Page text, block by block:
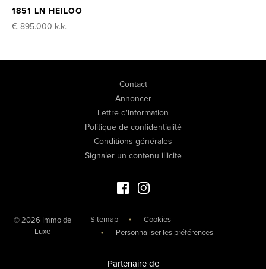
1851 LN HEILOO
€ 895.000 k.k.
Contact
Annoncer
Lettre d'information
Politique de confidentialité
Conditions générales
Signaler un contenu illicite
Facebook Immo de Luxe
Instagram Immo de Luxe
© 2026 Immo de
Luxe
Sitemap
Cookies
Personnaliser les préférences
Partenaire de